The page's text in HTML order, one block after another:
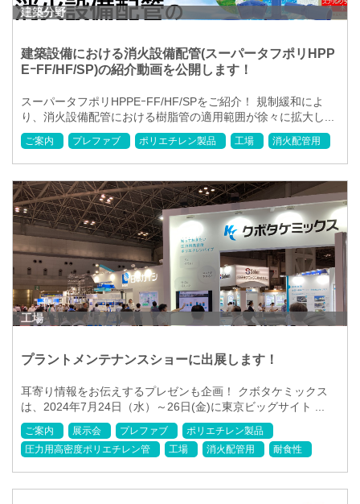
建築分野
建築設備における消火設備配管(スーパータフポリHPP
EｰFF/HF/SP)の紹介動画を公開します！
スーパータフポリHPPEｰFF/HF/SPをご紹介！ 規制緩和によ
り、消火設備配管における樹脂管の適用範囲が徐々に拡大し...
ご案内 プレファブ ポリエチレン製品 工場 消火配管用
工場
プラントメンテナンスショーに出展します！
耳寄り情報をお伝えするプレゼンも企画！ クボタケミックス
は、2024年7月24日（水）～26日(金)に東京ビッグサイト ...
ご案内 展示会 プレファブ
ポリエチレン製品
圧力用高密度ポリエチレン管
工場 消火配管用 耐食性